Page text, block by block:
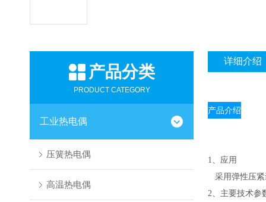
产品分类
PRODUCT CATEGORY
工业热电偶
压簧热电偶
高温热电偶
详细介绍
产品介绍
1、应用
采用弹性压
2、主要技术参